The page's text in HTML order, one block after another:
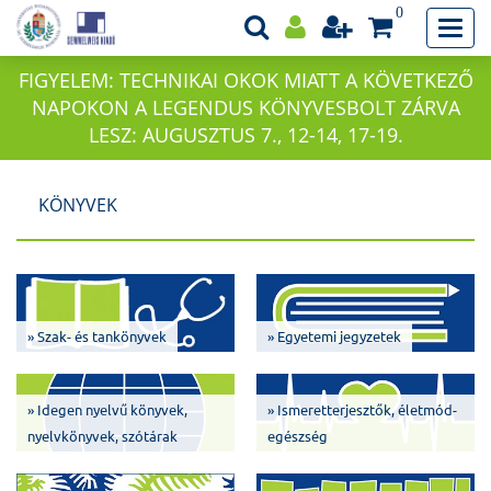
0
FIGYELEM: TECHNIKAI OKOK MIATT A KÖVETKEZŐ
NAPOKON A LEGENDUS KÖNYVESBOLT ZÁRVA
LESZ: AUGUSZTUS 7., 12-14, 17-19.
KÖNYVEK
» Szak- és tankönyvek » Egyetemi jegyzetek
» Idegen nyelvű könyvek,
nyelvkönyvek, szótárak
» Ismeretterjesztők, életmód-
egészség